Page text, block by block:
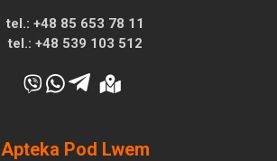
tel.: +48 85 653 78 11
tel.: +48 539 103 512
Apteka Pod Lwem